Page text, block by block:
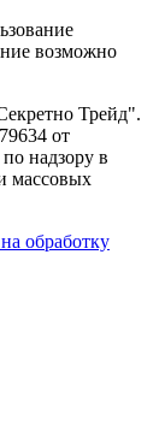
возможно
Трейд".
от
надзору в
массовых
обработку